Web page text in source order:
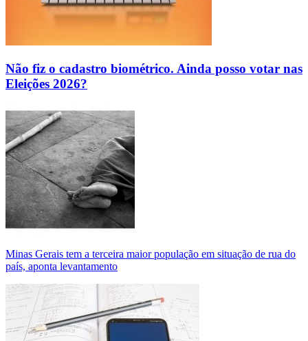
Não fiz o cadastro biométrico. Ainda posso votar nas
Eleições 2026?
Minas Gerais tem a terceira maior população em situação de rua do
país, aponta levantamento